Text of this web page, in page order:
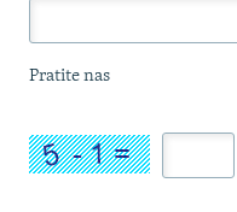
Pratite nas